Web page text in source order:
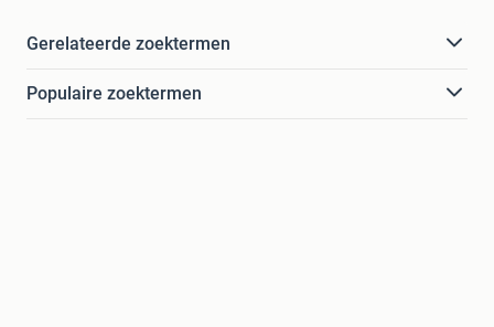
Gerelateerde zoektermen
Populaire zoektermen